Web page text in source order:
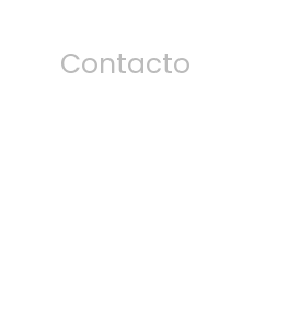
Contacto